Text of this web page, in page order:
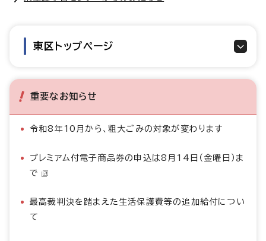
東区トップページ
重要なお知らせ
令和8年10月から、粗大ごみの対象が変わります
プレミアム付電子商品券の申込は8月14日（金曜日）ま
で
最高裁判決を踏まえた生活保護費等の追加給付につい
て